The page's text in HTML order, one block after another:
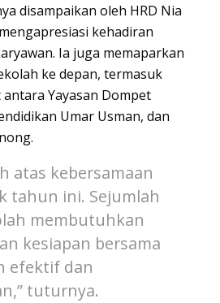
disampaikan oleh HRD Nia
kehadiran
Ia juga memaparkan
ke depan, termasuk
Yayasan Dompet
UmarUsman, dan
atas kebersamaan
tahun ini. Sejumlah
membutuhkan
kesiapan bersama
efektif dan
tuturnya.